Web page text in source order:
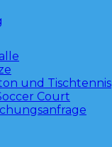
und Tischtennis
Court